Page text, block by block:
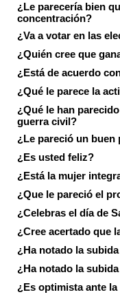
¿Le parecería bien
concentración?
¿Va a votar en las
¿Quién cree que
¿Está de acuerdo
¿Qué le parece la
¿Qué le han
guerra civil?
¿Le pareció un buen
¿Es usted feliz?
¿Está la mujer
¿Que le pareció el
¿Celebras el día de
¿Cree acertado que
¿Ha notado la
¿Ha notado la
¿Es optimista ante